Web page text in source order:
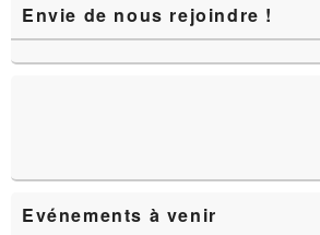
principale
de
widget
Envie de nous rejoindre !
Evénements à venir